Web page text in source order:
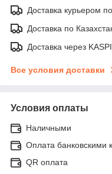
Доставка курьером
Доставка по
Доставка через
Все условия доставки
Условия оплаты
Наличными
Оплата банковскими
QR оплата